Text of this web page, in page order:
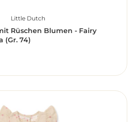
Little Dutch
Rüschen Blumen - Fairy
(Gr. 74)